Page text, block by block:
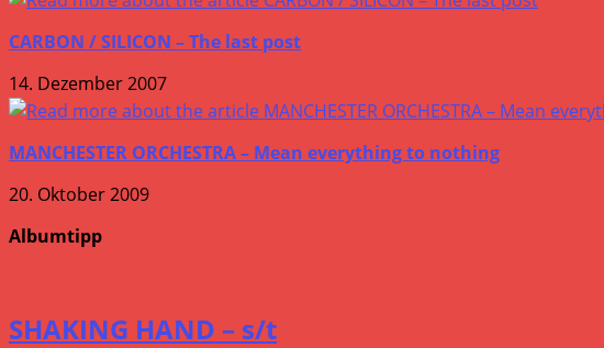
CARBON / SILICON – The last post
14. Dezember 2007
MANCHESTER ORCHESTRA – Mean everything to nothing
20. Oktober 2009
Albumtipp
SHAKING HAND – s/t